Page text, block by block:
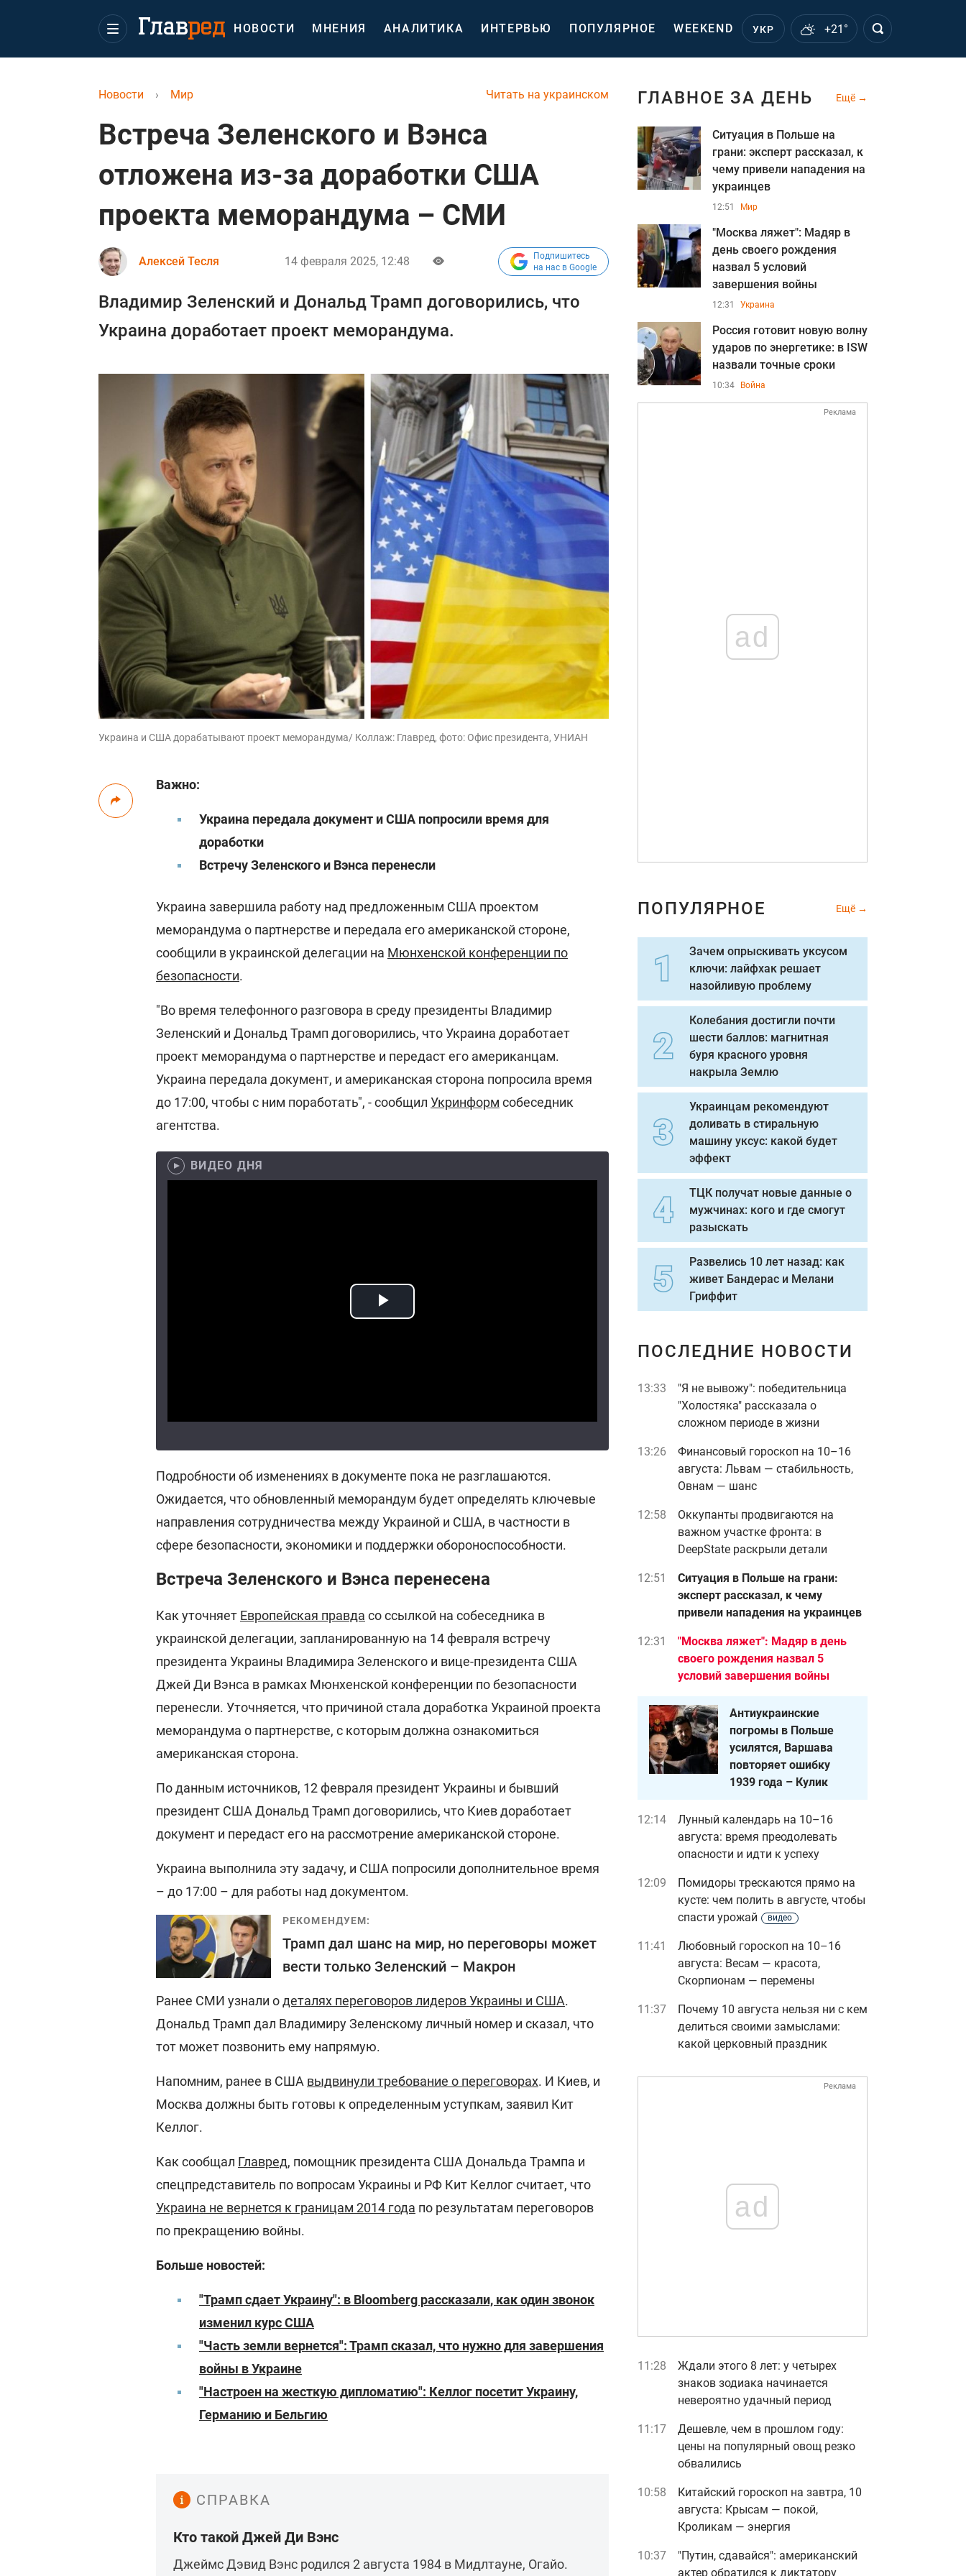
НОВОСТИ МНЕНИЯ АНАЛИТИКА ИНТЕРВЬЮ ПОПУЛЯРНОЕ WEEKEND УКР +21°
Читать на украинском
Новости › Мир
Встреча Зеленского и Вэнса
отложена из-за доработки США
проекта меморандума – СМИ
Алексей Тесля 14 февраля 2025, 12:48
Подпишитесь
на нас в Google
Владимир Зеленский и Дональд Трамп договорились, что
Украина доработает проект меморандума.
Украина и США дорабатывают проект меморандума/ Коллаж: Главред, фото: Офис президента, УНИАН
Важно:
Украина передала документ и США попросили время для
доработки
Встречу Зеленского и Вэнса перенесли
Украина завершила работу над предложенным США проектом
меморандума о партнерстве и передала его американской стороне,
сообщили в украинской делегации на Мюнхенской конференции по
безопасности.
"Во время телефонного разговора в среду президенты Владимир
Зеленский и Дональд Трамп договорились, что Украина доработает
проект меморандума о партнерстве и передаст его американцам.
Украина передала документ, и американская сторона попросила время
до 17:00, чтобы с ним поработать", - сообщил Укринформ собеседник
агентства.
ВИДЕО ДНЯ
Подробности об изменениях в документе пока не разглашаются.
Ожидается, что обновленный меморандум будет определять ключевые
направления сотрудничества между Украиной и США, в частности в
сфере безопасности, экономики и поддержки обороноспособности.
Встреча Зеленского и Вэнса перенесена
Как уточняет Европейская правда со ссылкой на собеседника в
украинской делегации, запланированную на 14 февраля встречу
президента Украины Владимира Зеленского и вице-президента США
Джей Ди Вэнса в рамках Мюнхенской конференции по безопасности
перенесли. Уточняется, что причиной стала доработка Украиной проекта
меморандума о партнерстве, с которым должна ознакомиться
американская сторона.
По данным источников, 12 февраля президент Украины и бывший
президент США Дональд Трамп договорились, что Киев доработает
документ и передаст его на рассмотрение американской стороне.
Украина выполнила эту задачу, и США попросили дополнительное время
– до 17:00 – для работы над документом.
РЕКОМЕНДУЕМ:
Трамп дал шанс на мир, но переговоры может
вести только Зеленский – Макрон
Ранее СМИ узнали одеталях переговоров лидеров Украины и США.
Дональд Трамп дал Владимиру Зеленскому личный номер и сказал, что
тот может позвонить ему напрямую.
Напомним, ранее в США выдвинули требование о переговорах. И Киев, и
Москва должны быть готовы к определенным уступкам, заявил Кит
Келлог.
Как сообщал Главред, помощник президента США Дональда Трампа и
спецпредставитель по вопросам Украины и РФ Кит Келлог считает, что
Украина не вернется к границам 2014 года по результатам переговоров
по прекращению войны.
Больше новостей:
"Трамп сдает Украину": в Bloomberg рассказали, как один звонок
изменил курс США
"Часть земли вернется": Трамп сказал, что нужно для завершения
войны в Украине
"Настроен на жесткую дипломатию": Келлог посетит Украину,
Германию и Бельгию
СПРАВКА
Кто такой Джей Ди Вэнс
Джеймс Дэвид Вэнс родился 2 августа 1984 в Мидлтауне, Огайо.
ГЛАВНОЕ ЗА ДЕНЬ Ещё
Ситуация в Польше на
грани: эксперт рассказал, к
чему привели нападения на
украинцев
12:51 Мир
"Москва ляжет": Мадяр в
день своего рождения
назва л 5 условий
завершения войны
12:31 Украина
Россия готовит новую волну
ударов по энергетике: в ISW
назвали точные сроки
10:34 Война
Реклама
ad
ПОПУЛЯРНОЕ Ещё
Зачем опрыскивать уксусом
ключи: лайфхак решает
назойливую проблему
Колебания достигли почти
шести баллов: магнитная
буря красного уровня
накрыла Землю
Украинцам рекомендуют
доливать в стиральную
машину уксус: какой будет
эффект
ТЦК получат новые данные о
мужчинах: кого и где смогут
разыскать
Развелись 10 лет назад: как
живет Бандерас и Мелани
Гриффит
ПОСЛЕДНИЕ НОВОСТИ
13:33
"Я не вывожу": победительница
"Холостяка" рассказала о
сложном периоде в жизни
13:26
Финансовый гороскоп на 10–16
августа: Львам — стабильность,
Овнам — шанс
12:58
Оккупанты продвигаются на
важном участке фронта: в
DeepState раскрыли детали
12:51
Ситуация в Польше на грани:
эксперт рассказал, к чему
привели нападения на украинцев
12:31
"Москва ляжет": Мадяр в день
своего рождения назва л 5
условий завершения войны
Антиукраинские
погромы в Польше
усилятся, Варшава
повторяет ошибку
1939 года – Кулик
12:14
Лунный календарь на 10–16
августа: время преодолевать
опасности и идти к успеху
12:09
Помидоры трескаются прямо на
кусте: чем полить в августе, чтобы
спасти урожай
видео
11:41
Любовный гороскоп на 10–16
августа: Весам — красота,
Скорпионам — перемены
11:37
Почему 10 августа нельзя ни с кем
делиться своими замыслами:
какой церковный праздник
Реклама
ad
11:28
Ждали этого 8 лет: у четырех
знаков зодиака начинается
невероятно удачный период
11:17
Дешевле, чем в прошлом году:
цены на популярный овощ резко
обвалились
10:58
Китайский гороскоп на завтра, 10
августа: Крысам — покой,
Кроликам — энергия
10:37
"Путин, сдавайся": американский
актер обратился к диктатору